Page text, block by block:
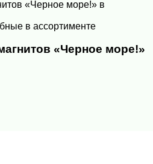
в ассортименте
«Черное море!»